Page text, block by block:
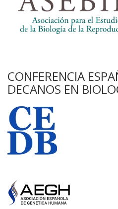
CONFERENCIA
DECANOS EN